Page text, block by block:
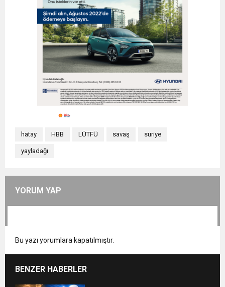
hatay HBB LÜTFÜ savaş suriye
yayladağı
YORUM YAP
Bu yazı yorumlara kapatılmıştır.
BENZER HABERLER